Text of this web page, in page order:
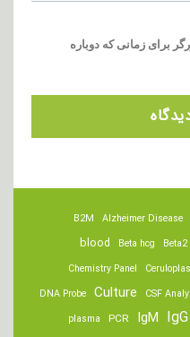
برای زمانی که دوباره
Alzheimer Disease
B2M
Beta hcg
blood
Chemistry Panel
CSF
Culture
DNA Probe
IgG
IgM
PCR
plasma